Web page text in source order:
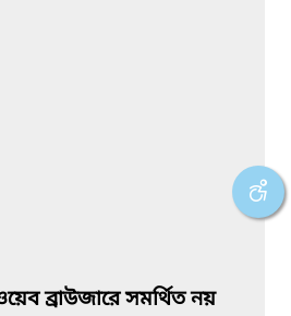
ব্রাউজারে সমর্থিত নয়